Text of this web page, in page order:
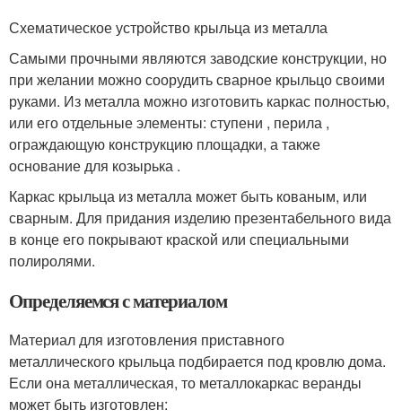
Схематическое устройство крыльца из металла
Самыми прочными являются заводские конструкции, но
при желании можно соорудить сварное крыльцо своими
руками. Из металла можно изготовить каркас полностью,
или его отдельные элементы: ступени , перила ,
ограждающую конструкцию площадки, а также
основание для козырька .
Каркас крыльца из металла может быть кованым, или
сварным. Для придания изделию презентабельного вида
в конце его покрывают краской или специальными
полиролями.
Определяемся с материалом
Материал для изготовления приставного
металлического крыльца подбирается под кровлю дома.
Если она металлическая, то металлокаркас веранды
может быть изготовлен: